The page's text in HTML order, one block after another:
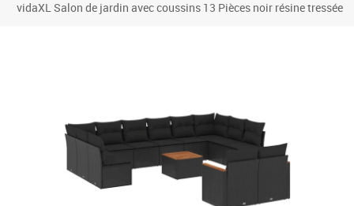
vidaXL Salon de jardin avec coussins 13 Pièces noir résine tressée